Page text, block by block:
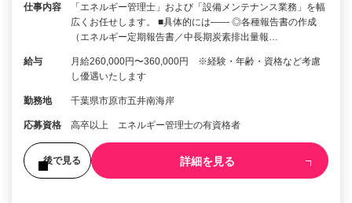
仕事内容
「エネルギー管理士」および「設備メンテナンス業務」を幅
広くお任せします。 ■具体的には―― ◎各種報告書の作成
（エネルギー定期報告書／中長期炭素排出量報…
給与
月給260,000円〜360,000円 ※経験・年齢・資格など考慮
し優遇いたします
勤務地 千葉県市原市五井南海岸
応募資格 高卒以上 エネルギー管理士の有資格者
後で見る 詳細を見る